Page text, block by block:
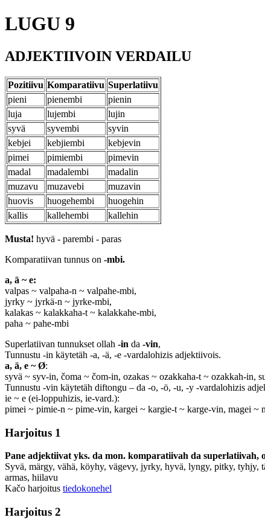
LUGU 9
ADJEKTIIVOIN VERDAILU
Pozitiivu Komparatiivu Superlatiivu
pieni
pienembi
pienin
luja
lujembi
lujin
syvä
syvembi
syvin
kebjei
kebjiembi
kebjevin
pimei
pimiembi
pimevin
madal
madalembi
madalin
muzavu
muzavebi
muzavin
huovis
huogehembi
huogehin
kallis
kallehembi kallehin
Musta! hyvä - parembi - paras
Komparatiivan tunnus on -mbi.
a, ä ~ e:
valpas ~ valpaha-n ~ valpahe-mbi,
jyrky ~ jyrkä-n ~ jyrke-mbi,
kalakas ~ kalakkaha-t ~ kalakkahe-mbi,
paha ~ pahe-mbi
Superlatiivan tunnukset ollah -in da -vin,
Tunnustu -in käytetäh -a, -ä, -e -vardalohizis adjektiivois.
a, ä, e ~ Ø:
syvä ~ syv-in, čoma ~ čom-in, ozakas ~ ozakkaha-t ~ ozakkah-in,
Tunnustu -vin käytetäh diftongu – da -o, -ö, -u, -y -vardalohizis
ie ~ e (ei-loppuhizis, ie-vard.):
pimei ~ pimie-n ~ pime-vin, kargei ~ kargie-t ~ karge-vin, magei ~
Harjoitus 1
Pane adjektiivat yks. da mon. komparatiivah da superlatiivah,
Syvä, märgy, vähä, köyhy, vägevy, jyrky, hyvä, lyngy, pitky,
armas, hiilavu
Kačo harjoitus tiedokonehel
Harjoitus 2